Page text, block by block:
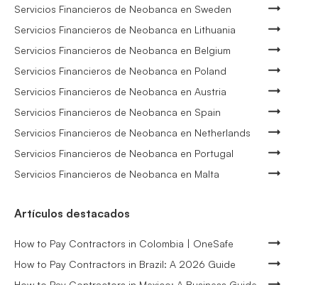
Servicios Financieros de Neobanca en Sweden
Servicios Financieros de Neobanca en Lithuania
Servicios Financieros de Neobanca en Belgium
Servicios Financieros de Neobanca en Poland
Servicios Financieros de Neobanca en Austria
Servicios Financieros de Neobanca en Spain
Servicios Financieros de Neobanca en Netherlands
Servicios Financieros de Neobanca en Portugal
Servicios Financieros de Neobanca en Malta
Artículos destacados
How to Pay Contractors in Colombia | OneSafe
How to Pay Contractors in Brazil: A 2026 Guide